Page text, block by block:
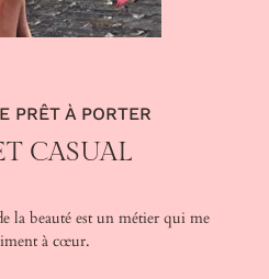
PRÊT À PORTER
CASUAL
la beauté est un métier qui me
à cœur.